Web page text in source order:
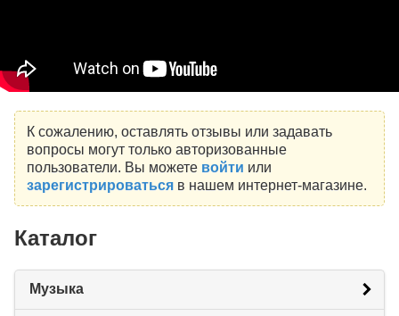
К сожалению, оставлять отзывы или задавать
вопросы могут только авторизованные
пользователи. Вы можете войти или
зарегистрироватьсяв нашем интернет-магазине.
Каталог
Музыка